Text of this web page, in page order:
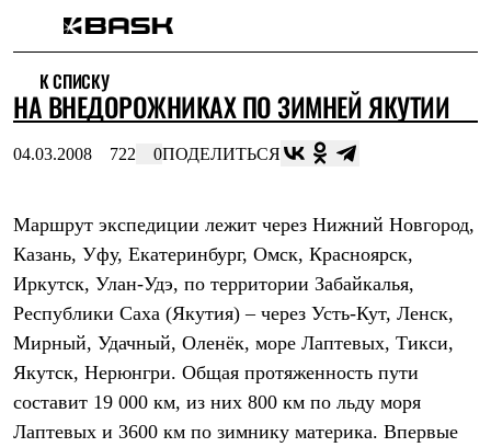
Интернет-магазин
Мужская одежда
Утепленная пухом
Куртки
Брюки
Утепленная синтетикой
Куртки
Штормовая одежда
Куртки
Брюки
Софтшелл одежда
Куртки
Куртки
К СПИСКУ
НА ВНЕДОРОЖНИКАХ ПО ЗИМНЕЙ ЯКУТИИ
04.03.2008 722 0ПОДЕЛИТЬСЯ
Маршрут экспедиции лежит через Нижний Новгород,
Казань, Уфу, Екатеринбург, Омск, Красноярск,
Иркутск, Улан-Удэ, по территории Забайкалья,
Республики Саха (Якутия) – через Усть-Кут, Ленск,
Мирный, Удачный, Оленёк, море Лаптевых, Тикси,
Якутск, Нерюнгри. Общая протяженность пути
составит 19 000 км, из них 800 км по льду моря
Лаптевых и 3600 км по зимнику материка. Впервые